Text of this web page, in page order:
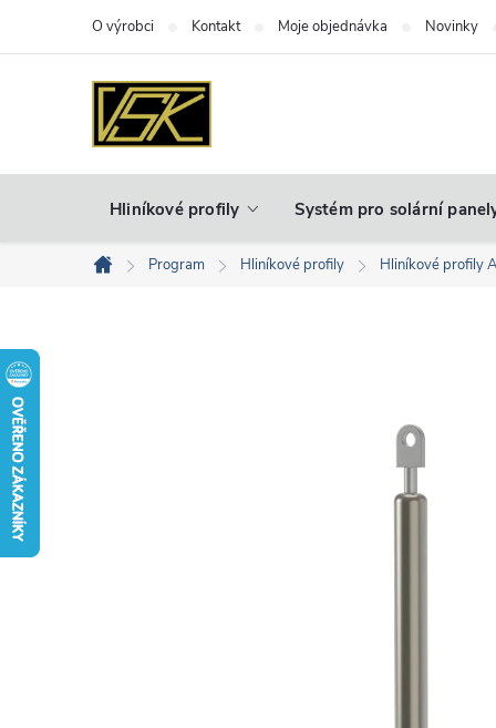
O výrobci Kontakt Moje objednávka Novinky
Hliníkové profily Systém pro solární
Domů
Program Hliníkové profily Hliníkové profily